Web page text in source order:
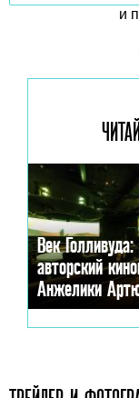
и
Век Голливуда:
авторский
Анжелики